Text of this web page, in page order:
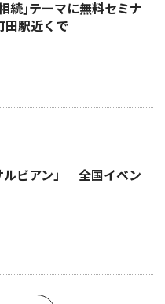
続｣テーマに無料セミナ
駅近くで
ルビアン」 全国イベン